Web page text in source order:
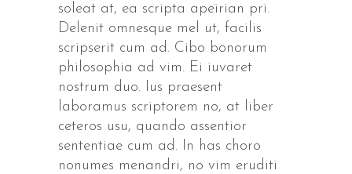
soleat at, ea scripta apeirian pri.
Delenit omnesque mel ut, facilis
scripserit cum ad. Cibo bonorum
philosophia ad vim. Ei iuvaret
nostrum duo. Ius praesent
laboramus scriptorem no, at liber
ceteros usu, quando assentior
sententiae cum ad. In has choro
nonumes menandri, no vim eruditi